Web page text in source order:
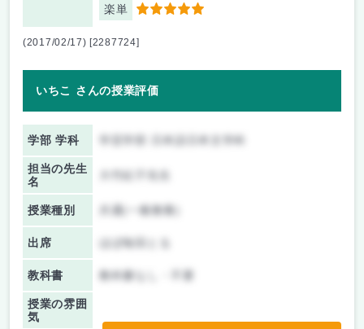
楽単 5
(2017/02/17) [2287724]
いちこ さんの授業評価
学部 学科
担当の先生
名
授業種別 共通(一般教養)
出席 ほぼ毎回とる
教科書 教科書なし・不要
授業の雰囲
気